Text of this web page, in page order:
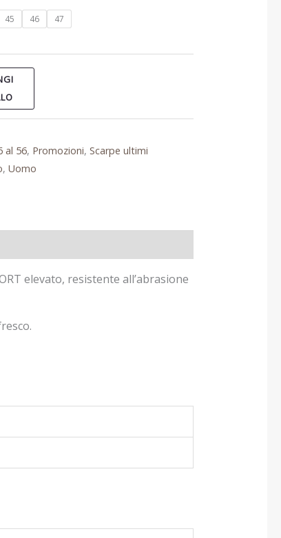
45 46 47
al 56, Promozioni, Scarpe ultimi
, Uomo
elevato, resistente all’abrasione